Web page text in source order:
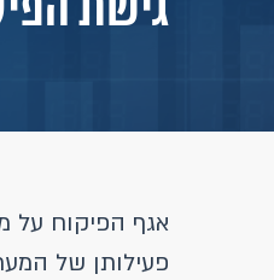
אגף הפיקוח על
פעילותן של